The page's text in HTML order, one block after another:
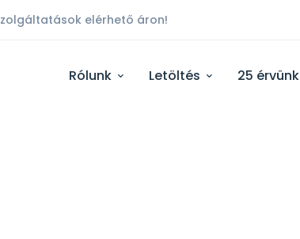
elérhető áron!
Rólunk Letöltés 25 érvünk